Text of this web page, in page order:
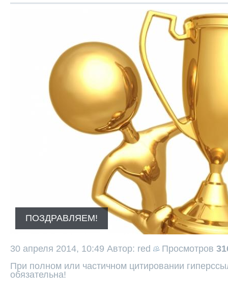
ПОЗДРАВЛЯЕМ!
30 апреля 2014, 10:49 Автор: red Просмотров
При полном или частичном цитировании
обязательна!